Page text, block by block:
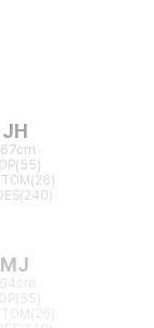
JH
MJ